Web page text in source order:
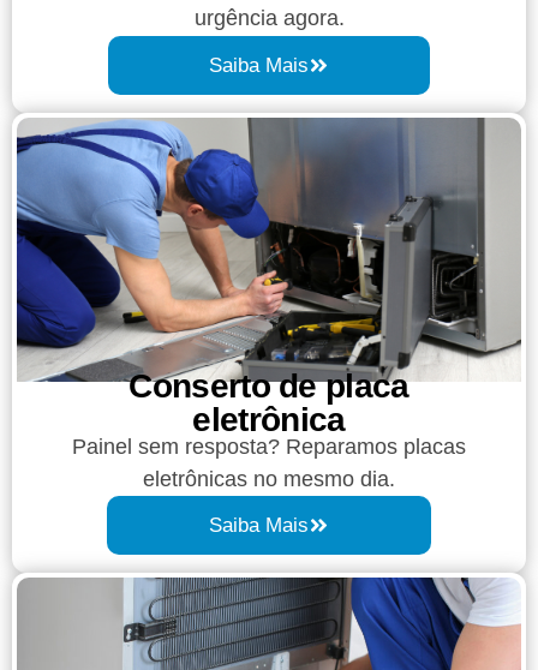
urgência agora.
Saiba Mais
Conserto de placa
eletrônica
Painel sem resposta? Reparamos placas
eletrônicas no mesmo dia.
Saiba Mais